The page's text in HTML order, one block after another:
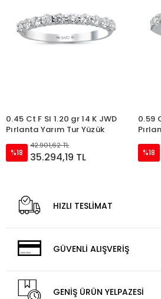
0.45 Ct F SI 1.20 gr 14 K JWD
Pırlanta Yarım Tur Yüzük
%18
42.901,62 TL
35.294,19 TL
0.59
%18
HIZLI TESLİMAT
GÜVENLİ ALIŞVERİŞ
GENİŞ ÜRÜN YELPAZESİ